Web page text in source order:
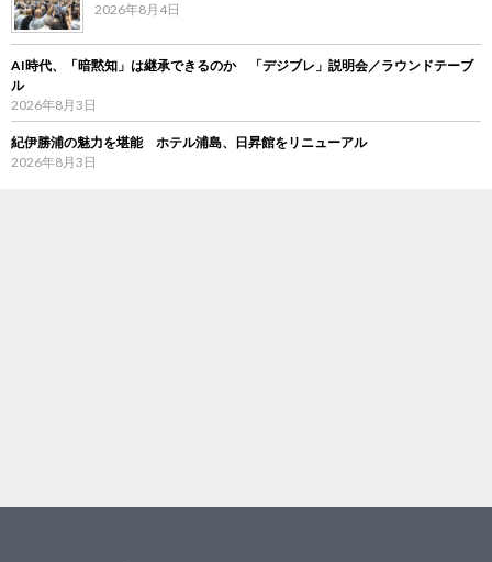
2026年8月4日
AI時代、「暗黙知」は継承できるのか 「デジブレ」説明会／ラウンドテーブ
ル
2026年8月3日
紀伊勝浦の魅力を堪能 ホテル浦島、日昇館をリニューアル
2026年8月3日